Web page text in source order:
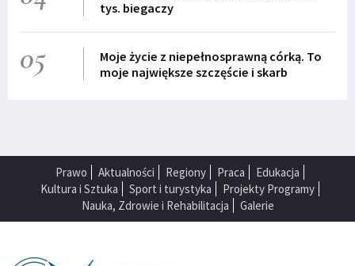
tys. biegaczy
05
Moje życie z niepełnosprawną córką. To
moje największe szczęście i skarb
Prawo Aktualności Regiony Praca
Edukacja
Kultura i Sztuka
Sport i turystyka
Projekty Programy
Nauka, Zdrowie i Rehabilitacja
Galerie